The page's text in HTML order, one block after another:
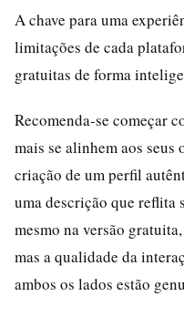
A chave para uma
limitações de cada
gratuitas de forma
Recomenda-se começar
mais se alinhem aos
criação de um perfil
uma descrição que reflita
mesmo na versão
mas a qualidade da
ambos os lados estão